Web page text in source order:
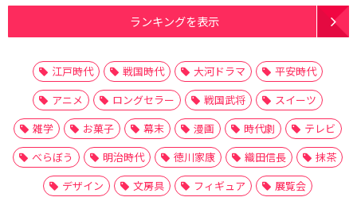
ランキングを表示
江戸時代 戦国時代 大河ドラマ
平安時代
アニメ
ロングセラー 戦国武将
スイーツ
雑学
お菓子 幕末 漫画 時代劇
テレビ
べらぼう
明治時代 徳川家康 織田信長
抹茶
デザイン
文房具 フィギュア
展覧会